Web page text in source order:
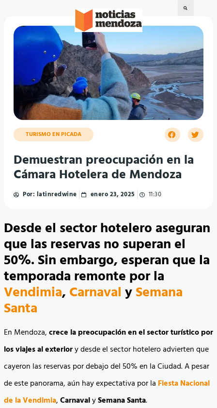
TURISMO EN PICADA
Demuestran preocupación en la
Cámara Hotelera de Mendoza
Por: latinredwine enero 23, 2025 11:30
Desde el sector hotelero aseguran
que las reservas no superan el
50%. Sin embargo, esperan que la
temporada remonte por la
Vendimia, Carnaval ySemana
Santa
En Mendoza,crece la preocupación en el sector turístico por
los viajes al exteriory desde el sector hotelero advierten que
cayeron las reservas por debajo del 50% en la Ciudad. A pesar
de este panorama, aún hay expectativa por la Fiesta Nacional
de la Vendimia,CarnavalySemana Santa.